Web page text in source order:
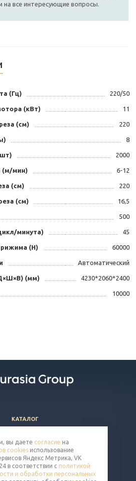
на все интересующие вопросы.
(Гц) 220/50
(кВт) 11
(см) 220
8
2000
(м/мин) 6-12
(см) 220
(см) 16,5
500
минута) 45
(Н) 60000
Автоматический
(мм) 4230*2060*2400
10000
КАТАЛОГ
КОМПАНИЯ
КОНТАКТЫ
(800) 302-14-65
вы даете согласие на
cookies использование
Яндекс Метрика, VK
в соответствии с политикой
и обработки персональных